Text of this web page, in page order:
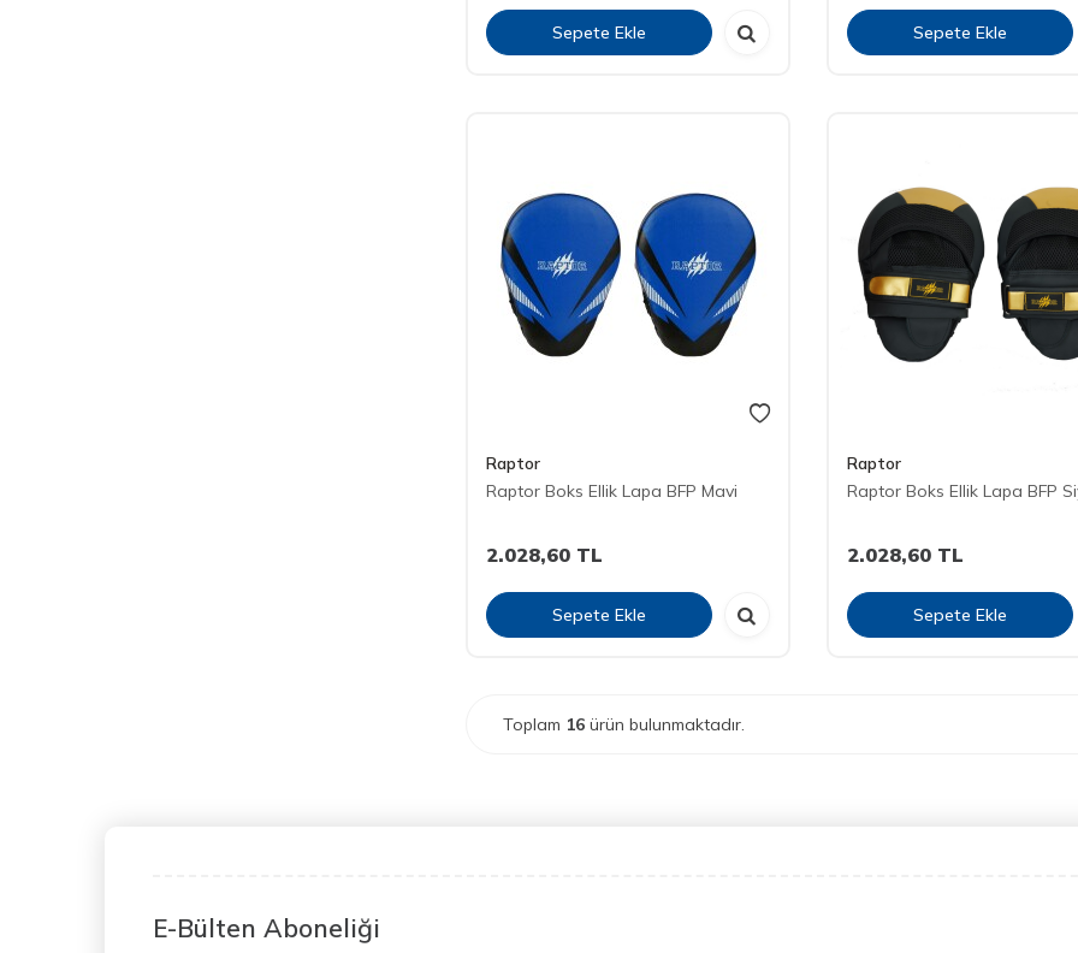
Sepete Ekle Sepete Ekle
Raptor
Raptor Boks Ellik Lapa BFP Mavi
2.028,60 TL
Sepete Ekle
Raptor
Raptor Boks Ellik Lapa BFP
2.028,60TL
Sepete Ekle
Toplam 16 ürün bulunmaktadır.
E-Bülten Aboneliği